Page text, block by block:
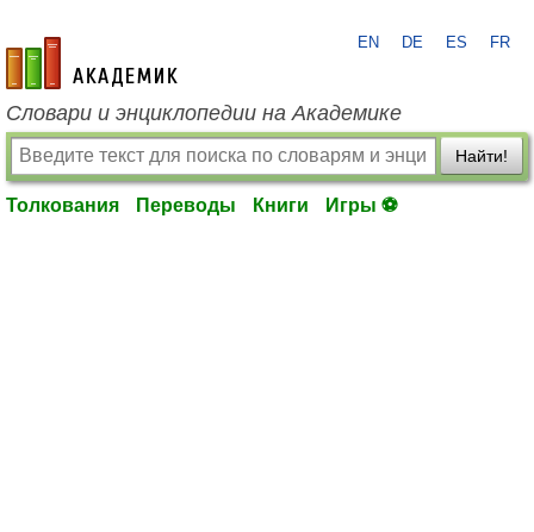
academic.ru
EN DE ES FR
Словари и энциклопедии на Академике
Найти!
Толкования Переводы Книги Игры ⚽